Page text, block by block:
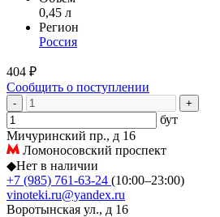
0,45 л
Регион
Россия
404 ₽
Сообщить о поступлении
- +
бут
Мичуринский пр., д 16
Ломоносовский проспект
◆Нет в наличии
+7 (985) 761-63-24 (10:00–23:00)
vinoteki.ru@yandex.ru
Воротынская ул., д 16